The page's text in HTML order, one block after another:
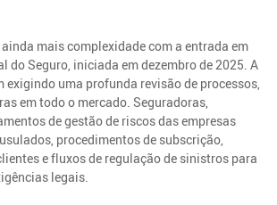
mais complexidade com a entrada em
do Seguro, iniciada em dezembro de 2025. A
exigindo uma profunda revisão de processos,
em todo o mercado. Seguradoras,
de gestão de riscos das empresas
procedimentos de subscrição,
e fluxos de regulação de sinistros para
legais.